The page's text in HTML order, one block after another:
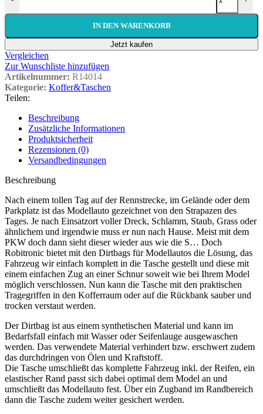
IN DEN WARENKORB
Jetzt kaufen
Vergleichen
Zur Wunschliste hinzufügen
Artikelnummer: R14014
Kategorie: Koffer&Taschen
Teilen:
Beschreibung
Zusätzliche Informationen
Produktsicherheit
Rezensionen (0)
Versandbedingungen
Beschreibung
Nach einem tollen Tag auf der Rennstrecke, im Gelände oder dem
Parkplatz ist das Modellauto gezeichnet von den Strapazen des
Tages. Je nach Einsatzort voller Dreck, Schlamm, Staub, Grass oder
ähnlichem und irgendwie muss er nun nach Hause. Meist mit dem
PKW doch dann sieht dieser wieder aus wie die S… Doch
Robitronic bietet mit den Dirtbags für Modellautos die Lösung, das
Fahrzeug wir einfach komplett in die Tasche gestellt und diese mit
einem einfachen Zug an einer Schnur soweit wie bei Ihrem Model
möglich verschlossen. Nun kann die Tasche mit den praktischen
Tragegriffen in den Kofferraum oder auf die Rückbank sauber und
trocken verstaut werden.
Der Dirtbag ist aus einem synthetischen Material und kann im
Bedarfsfall einfach mit Wasser oder Seifenlauge ausgewaschen
werden. Das verwendete Material verhindert bzw. erschwert zudem
das durchdringen von Ölen und Kraftstoff.
Die Tasche umschließt das komplette Fahrzeug inkl. der Reifen, ein
elastischer Rand passt sich dabei optimal dem Model an und
umschließt das Modellauto fest. Über ein Zugband im Randbereich
dann die Tasche zudem weiter gesichert werden.